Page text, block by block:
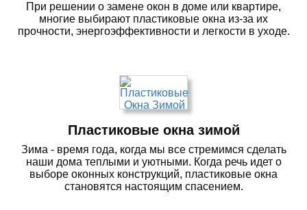
При решении о замене окон в доме или квартире,
многие выбирают пластиковые окна из-за их
прочности, энергоэффективности и легкости в уходе.
Пластиковые окна зимой
Зима - время года, когда мы все стремимся сделать
наши дома теплыми и уютными. Когда речь идет о
выборе оконных конструкций, пластиковые окна
становятся настоящим спасением.